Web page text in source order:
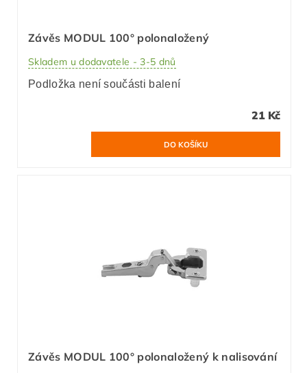
Závěs MODUL 100° polonaložený
Skladem u dodavatele - 3-5 dnů
Podložka není součásti balení
21 Kč
Závěs MODUL 100° polonaložený k nalisování